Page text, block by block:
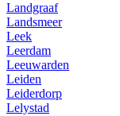
Landgraaf
Landsmeer
Leek
Leerdam
Leeuwarden
Leiden
Leiderdorp
Lelystad